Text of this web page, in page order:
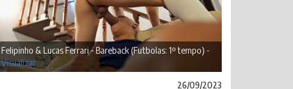
Felipinho & Lucas Ferrari - Bareback (Futbolas: 1º tempo) -
Visualizar
26/09/2023